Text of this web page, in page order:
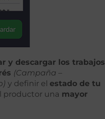
y descargar los trabajos
(Campaña –
y definir el estado de tu
productor una mayor